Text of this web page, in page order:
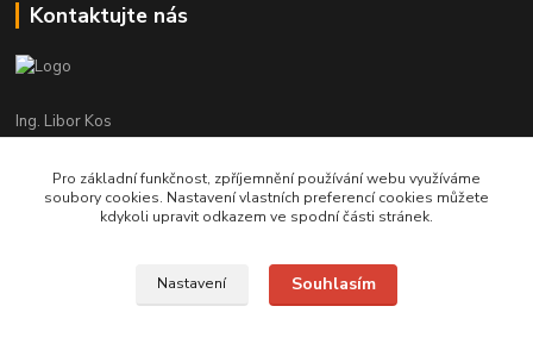
Kontaktujte nás
Ing. Libor Kos
+420 601 555 225
(Po-Pá: 8-17:00 hod.)
info@infrasystemy.cz
Pro základní funkčnost, zpříjemnění používání webu využíváme
soubory cookies. Nastavení vlastních preferencí cookies můžete
kdykoli upravit odkazem ve spodní části stránek.
Nastavení Souhlasím